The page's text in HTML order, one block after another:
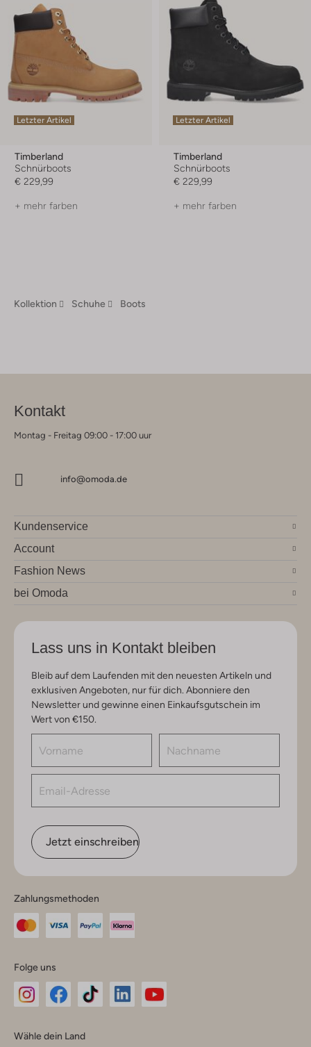
Letzter Artikel
Timberland
Schnürboots
€ 229,99
+ mehr farben
Letzter Artikel
Timberland
Schnürboots
€ 229,99
+ mehr farben
Kollektion Schuhe Boots
Kontakt
Montag - Freitag 09:00 - 17:00 uur
info@omoda.de
Kundenservice
Account
Fashion News
bei Omoda
Lass uns in Kontakt bleiben
Bleib auf dem Laufenden mit den neuesten Artikeln und
exklusiven Angeboten, nur für dich. Abonniere den
Newsletter und gewinne einen Einkaufsgutschein im
Wert von €150.
Jetzt einschreiben
Zahlungsmethoden
Folge uns
Wähle dein Land